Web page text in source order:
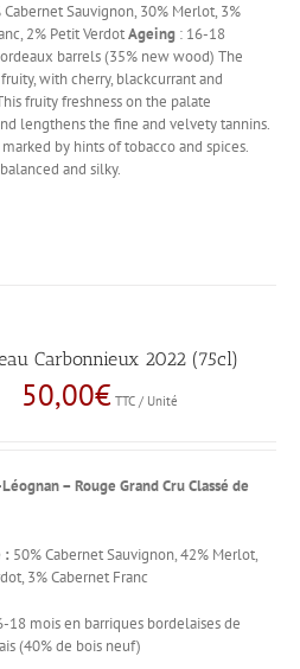
Cabernet Sauvignon, 30% Merlot, 3%
2% Petit VerdotAgeing : 16-18
barrels (35% new wood) The
with cherry, blackcurrant and
fruity freshness on the palate
lengthens the fine and velvety tannins.
by hints of tobacco and spices.
and silky.
Carbonnieux 2022 (75cl)
50,00€ TTC / Unité
Léognan – Rouge Grand Cru Classé de
: 50% Cabernet Sauvignon, 42% Merlot,
3% Cabernet Franc
18 mois en barriques bordelaises de
(40% de bois neuf)